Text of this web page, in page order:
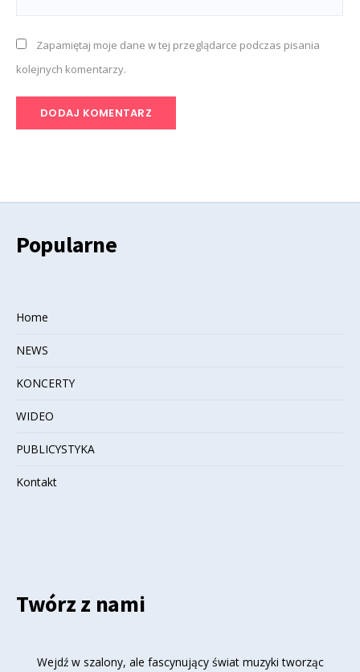
Zapamiętaj moje dane w tej przeglądarce podczas pisania
kolejnych komentarzy.
Popularne
Home
NEWS
KONCERTY
WIDEO
PUBLICYSTYKA
Kontakt
Twórz z nami
Wejdź w szalony, ale fascynujący świat muzyki tworząc